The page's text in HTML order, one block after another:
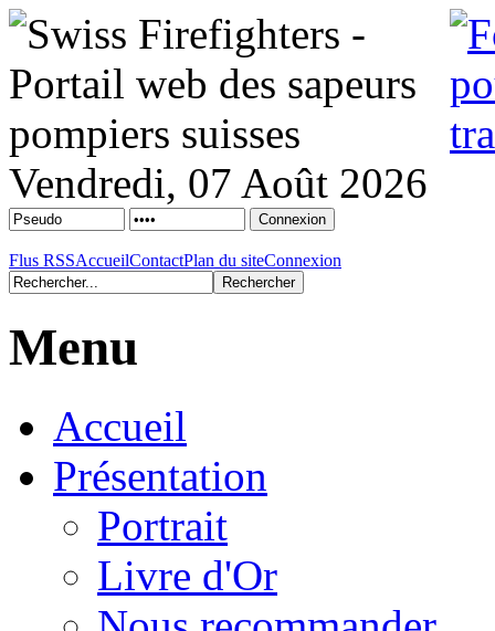
Vendredi, 07 Août 2026
Flus RSSAccueilContactPlan du siteConnexion
Menu
Accueil
Présentation
Portrait
Livre d'Or